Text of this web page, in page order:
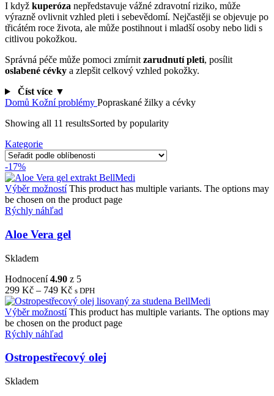
I když kuperóza nepředstavuje vážné zdravotní riziko, může
výrazně ovlivnit vzhled pleti i sebevědomí. Nejčastěji se objevuje po
třicátém roce života, ale může postihnout i mladší osoby nebo lidi s
citlivou pokožkou.
Správná péče může pomoci zmírnit zarudnutí pleti, posílit
oslabené cévky a zlepšit celkový vzhled pokožky.
Číst více ▼
Domů Kožní problémy Popraskané žilky a cévky
Showing all 11 resultsSorted by popularity
Kategorie
-17%
Výběr možností This product has multiple variants. The options may
be chosen on the product page
Rýchly náhľad
Aloe Vera gel
Skladem
Hodnocení4.90 z 5
299 Kč – 749 Kč s DPH
Výběr možností This product has multiple variants. The options may
be chosen on the product page
Rýchly náhľad
Ostropestřecový olej
Skladem